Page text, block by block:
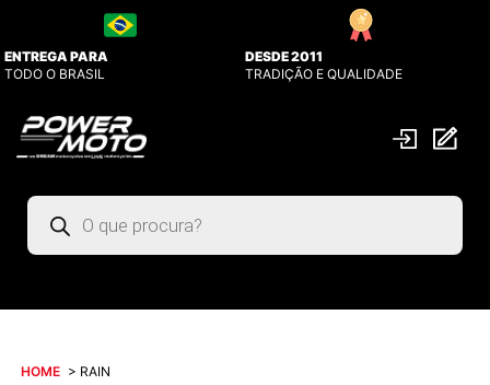
ENTREGA PARA
TODO O BRASIL
DESDE 2011
TRADIÇÃO E QUALIDADE
Pesquisar
produtos
HOME > RAIN